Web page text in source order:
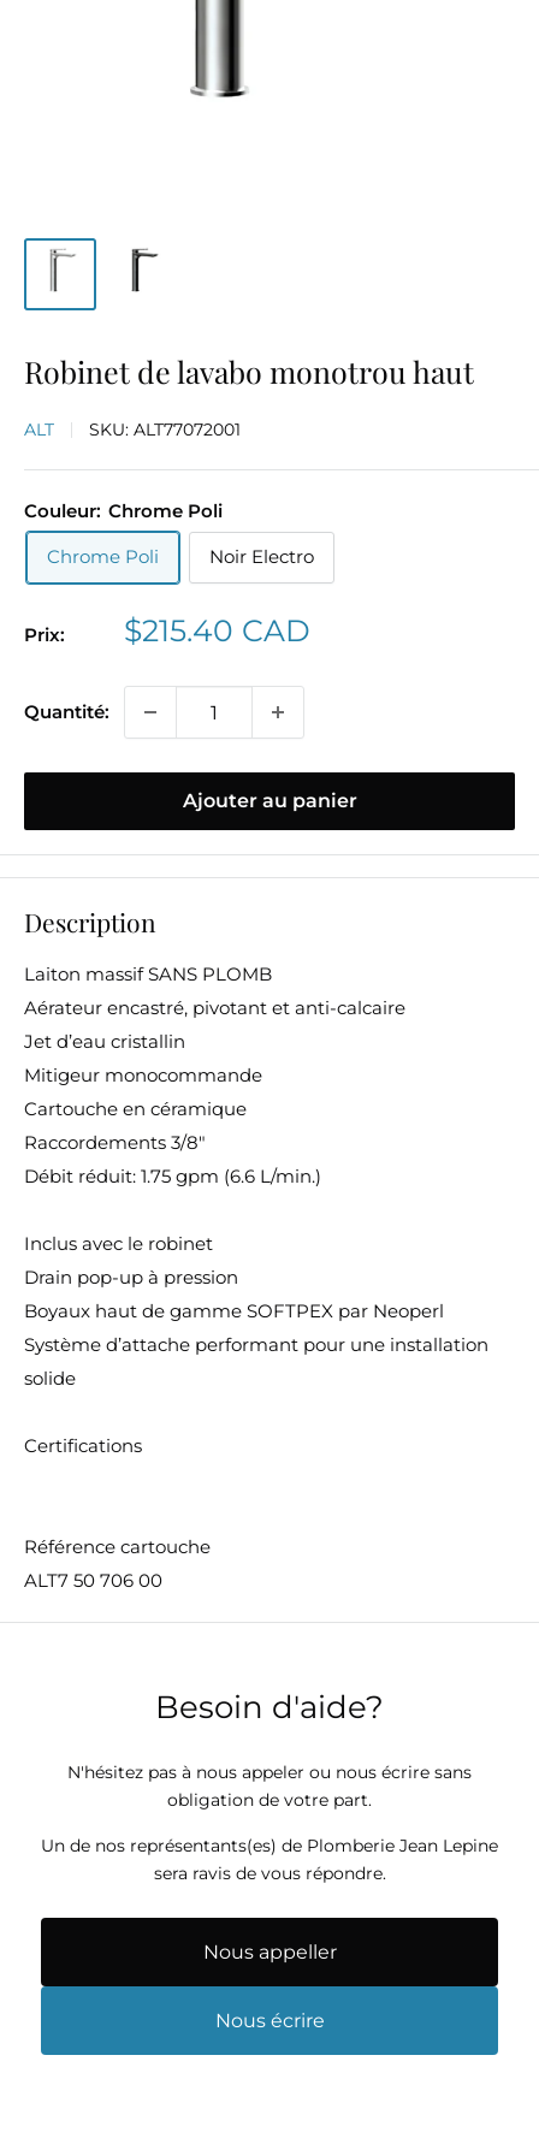
Robinet de lavabo monotrou haut
ALT SKU: ALT77072001
Couleur: Chrome Poli
Chrome Poli
Noir Electro
Prix:
Prix
$215.40 CAD
Quantité:
Ajouter au panier
Description
Laiton massif SANS PLOMB
Aérateur encastré, pivotant et anti-calcaire
Jet d’eau cristallin
Mitigeur monocommande
Cartouche en céramique
Raccordements 3/8"
Débit réduit: 1.75 gpm (6.6 L/min.)
Inclus avec le robinet
Drain pop-up à pression
Boyaux haut de gamme SOFTPEX par Neoperl
Système d’attache performant pour une installation
solide
Certifications
Référence cartouche
ALT7 50 706 00
Besoin d'aide?
N'hésitez pas à nous appeler ou nous écrire sans
obligation de votre part.
Un de nos représentants(es) de Plomberie Jean Lepine
sera ravis de vous répondre.
Nous appeller
Nous écrire